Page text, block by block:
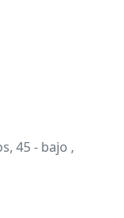
45 - bajo ,